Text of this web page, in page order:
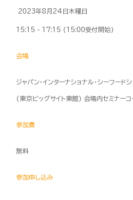
2023年8月24日木曜日
15:15 - 17:15 (15:00受付開始)
会場
ジャパン・インターナショナル・シーフード
(東京ビッグサイト東館) 会場内セミナーコ
参加費
無料
参加申し込み